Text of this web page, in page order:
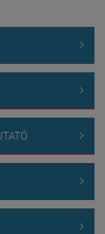




